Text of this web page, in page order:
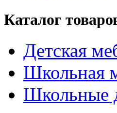
Каталог
Детская
Школьная
Школьные